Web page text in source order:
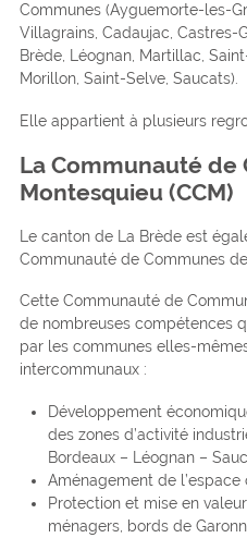
Communes (Ayguemorte-les-
Villagrains, Cadaujac, Castres-
Brède, Léognan, Martillac,
Morillon, Saint-Selve, Saucats).
Elle appartient à plusieurs
La Communauté de
Montesquieu (CCM)
Le canton de La Brède est
Communauté de Communes
Cette Communauté de
de nombreuses compétences
par les communes elles-
intercommunaux :
Développement
des zones d’activité
Bordeaux – Léognan –
Aménagement de
Protection et mise en
ménagers, bords de